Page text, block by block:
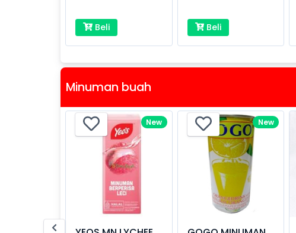
Beli Beli
Minuman buah
New New